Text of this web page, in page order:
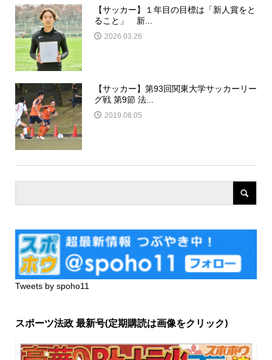
【サッカー】１年目の目標は「新人賞をと
ること」 新...
2026.03.26
【サッカー】第93回関東大学サッカーリー
グ戦 第9節 法...
2019.08.05
Tweets by spoho11
スポーツ法政 最新号(定期購読は画像をクリック)